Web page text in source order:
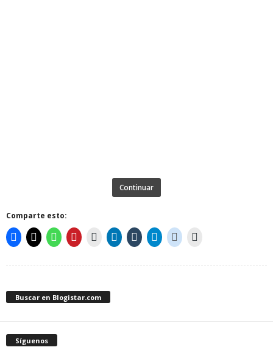
Continuar
Comparte esto:
Buscar en Blogistar.com
Síguenos